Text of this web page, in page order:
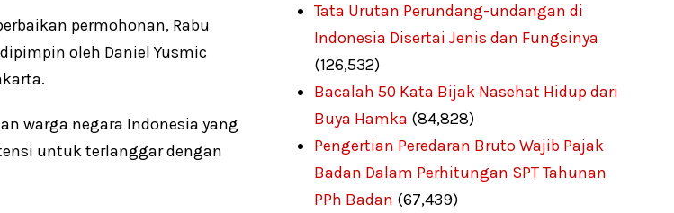
permohonan, Rabu
oleh Daniel Yusmic
warga negara Indonesia yang
untuk terlanggar dengan
Tata Urutan Perundang-undangan di
Indonesia Disertai Jenis dan Fungsinya
(126,532)
Bacalah 50 Kata Bijak Nasehat Hidup dari
Buya Hamka (84,828)
Pengertian Peredaran Bruto Wajib Pajak
Badan Dalam Perhitungan SPT Tahunan
PPh Badan (67,439)